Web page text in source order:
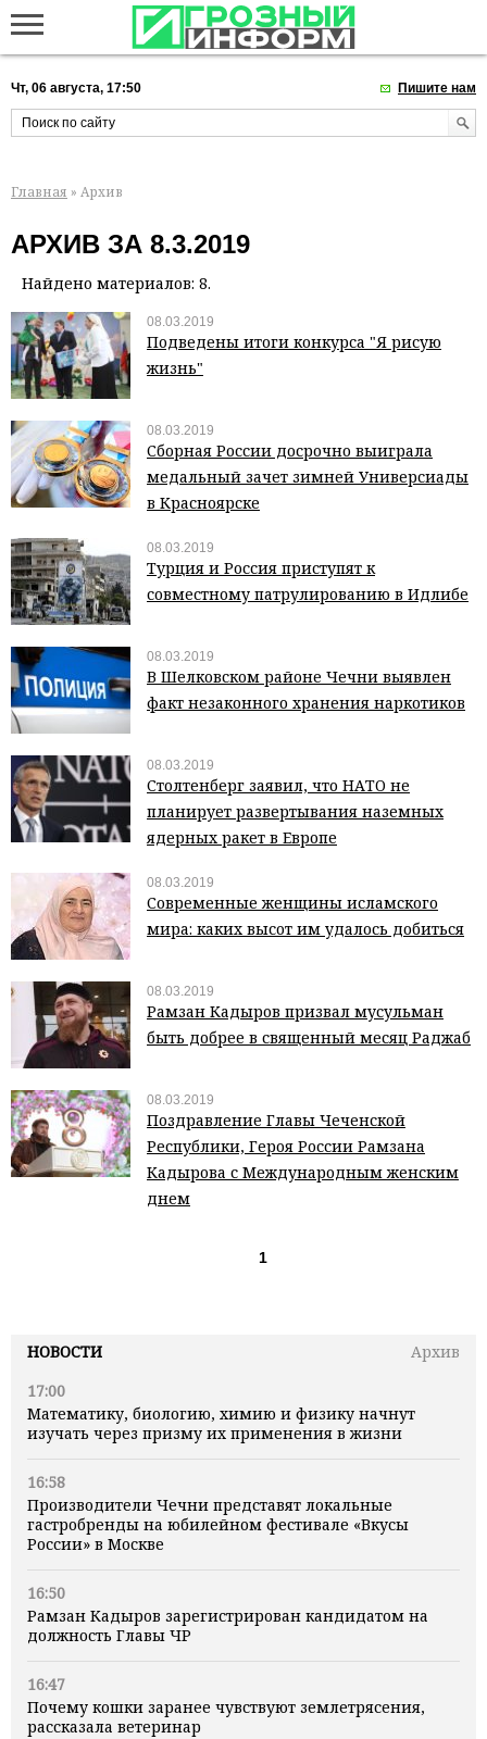
Чт, 06 августа, 17:50 Пишите нам
НОВОСТИ
Архив
17:00
Математику, биологию, химию и физику начнут
изучать через призму их применения в жизни
16:58
Производители Чечни представят локальные
гастробренды на юбилейном фестивале «Вкусы
России» в Москве
16:50
Рамзан Кадыров зарегистрирован кандидатом на
должность Главы ЧР
16:47
Почему кошки заранее чувствуют землетрясения,
рассказала ветеринар
Главная » Архив
АРХИВ ЗА 8.3.2019
Найдено материалов: 8.
08.03.2019
Подведены итоги конкурса "Я рисую
жизнь"
08.03.2019
Сборная России досрочно выиграла
медальный зачет зимней Универсиады
в Красноярске
08.03.2019
Турция и Россия приступят к
совместному патрулированию в Идлибе
08.03.2019
В Шелковском районе Чечни выявлен
факт незаконного хранения наркотиков
08.03.2019
Столтенберг заявил, что НАТО не
планирует развертывания наземных
ядерных ракет в Европе
08.03.2019
Современные женщины исламского
мира: каких высот им удалось добиться
08.03.2019
Рамзан Кадыров призвал мусульман
быть добрее в священный месяц Раджаб
08.03.2019
Поздравление Главы Чеченской
Республики, Героя России Рамзана
Кадырова с Международным женским
днем
1